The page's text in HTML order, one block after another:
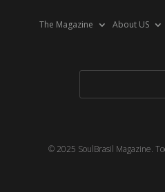
The Magazine About US
© 2025 SoulBrasil Magazine.